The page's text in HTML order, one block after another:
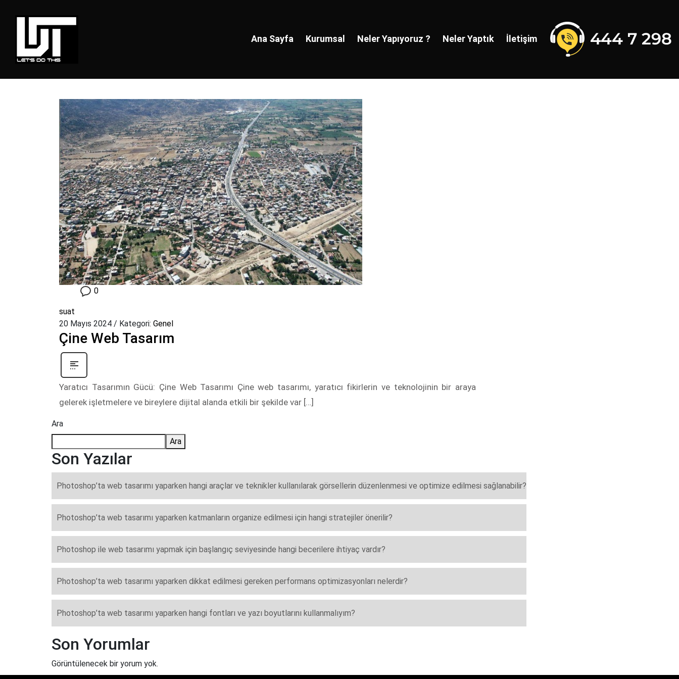
Ana Sayfa Kurumsal Neler Yapıyoruz ? Neler Yaptık İletişim
0
suat
20 Mayıs 2024 / Kategori: Genel
Çine Web Tasarım
Yaratıcı Tasarımın Gücü: Çine Web Tasarımı Çine web tasarımı, yaratıcı fikirlerin ve teknolojinin bir araya
gelerek işletmelere ve bireylere dijital alanda etkili bir şekilde var […]
Ara
Ara
Son Yazılar
Photoshop’ta web tasarımı yaparken hangi araçlar ve teknikler kullanılarak görsellerin düzenlenmesi ve optimize edilmesi sağlanabilir?
Photoshop’ta web tasarımı yaparken katmanların organize edilmesi için hangi stratejiler önerilir?
Photoshop ile web tasarımı yapmak için başlangıç seviyesinde hangi becerilere ihtiyaç vardır?
Photoshop’ta web tasarımı yaparken dikkat edilmesi gereken performans optimizasyonları nelerdir?
Photoshop’ta web tasarımı yaparken hangi fontları ve yazı boyutlarını kullanmalıyım?
Son Yorumlar
Görüntülenecek bir yorum yok.